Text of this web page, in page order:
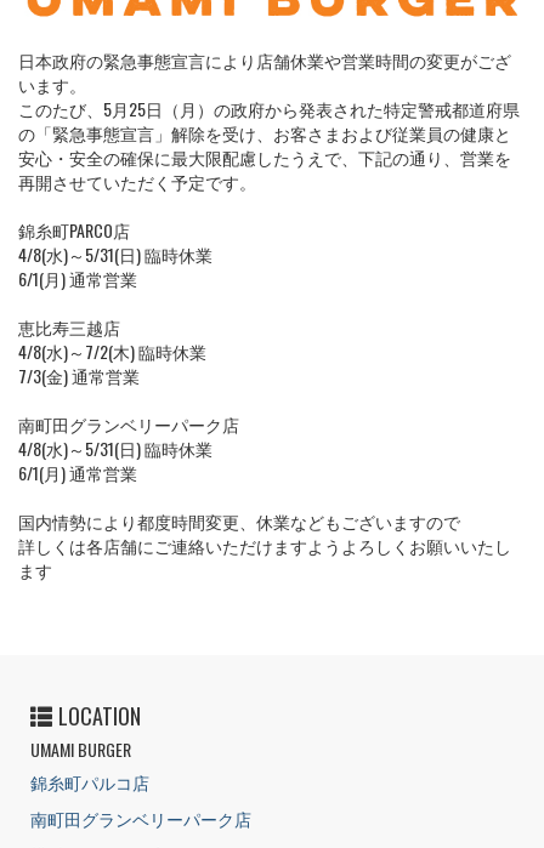
日本政府の緊急事態宣言により店舗休業や営業時間の変更がござ
います。
このたび、5月25日（月）の政府から発表された特定警戒都道府県
の「緊急事態宣言」解除を受け、お客さまおよび従業員の健康と
安心・安全の確保に最大限配慮したうえで、下記の通り、営業を
再開させていただく予定です。
錦糸町PARCO店
4/8(水)～5/31(日) 臨時休業
6/1(月) 通常営業
恵比寿三越店
4/8(水)～7/2(木) 臨時休業
7/3(金) 通常営業
南町田グランベリーパーク店
4/8(水)～5/31(日) 臨時休業
6/1(月) 通常営業
国内情勢により都度時間変更、休業などもございますので
詳しくは各店舗にご連絡いただけますようよろしくお願いいたし
ます
LOCATION
UMAMI BURGER
錦糸町パルコ店
南町田グランベリーパーク店